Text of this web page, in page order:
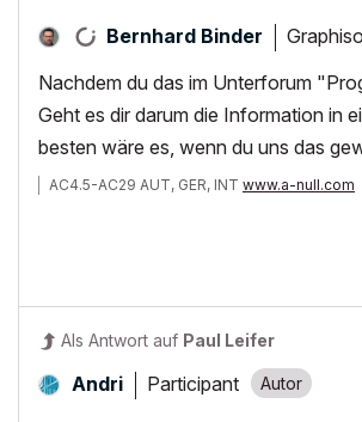
Bernhard Binder
Nachdem du das im Unterforum
Geht es dir darum die Information in
besten wäre es, wenn du uns das
AC4.5-AC29 AUT, GER, INT www.a-null.com
Als Antwort auf Paul Leifer
Andri Participant